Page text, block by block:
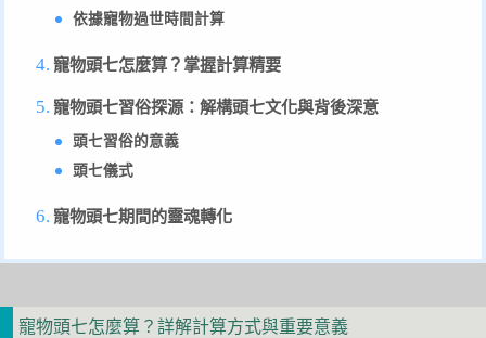
依據寵物過世時間計算
寵物頭七怎麼算？掌握計算精要
寵物頭七習俗探源：解構頭七文化與背後深意
頭七習俗的意義
頭七儀式
寵物頭七期間的靈魂轉化
寵物頭七怎麼算？詳解計算方式與重要意義